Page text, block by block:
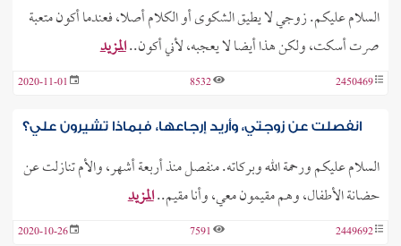
السلام عليكم. زوجي لا يطيق الشكوى أو الكلام أصلا، فعندما أكون متعبة
صرت أسكت، ولكن هذا أيضا لا يعجبه، لأني أكون..المزيد
2450469
8532
2020-11-01
انفصلت عن زوجتي، وأريد إرجاعها، فبماذا تشيرون علي؟
السلام عليكم ورحمة الله وبركاته. منفصل منذ أربعة أشهر، والأم تنازلت عن
حضانة الأطفال، وهم مقيمون معي، وأنا مقيم..المزيد
2449692
7591
2020-10-26